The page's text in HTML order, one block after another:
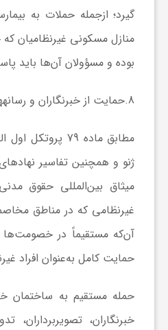
گیرد؛ ازجمله حملات به
منازل مسکونی غیرنظامیان
بوده و مسؤولان آن‌ها باید
8.حمایت از خبرنگاران و رسانه­ها
مطابق ماده 79
میثاق بین‌المللی حقوق
غیرنظامی که در مناطق
آن‌که مستقیماً در
حمایت کامل به‌عنوان افراد
حمله مستقیم به ساختمان
خبرنگاران، تصویربرداران،